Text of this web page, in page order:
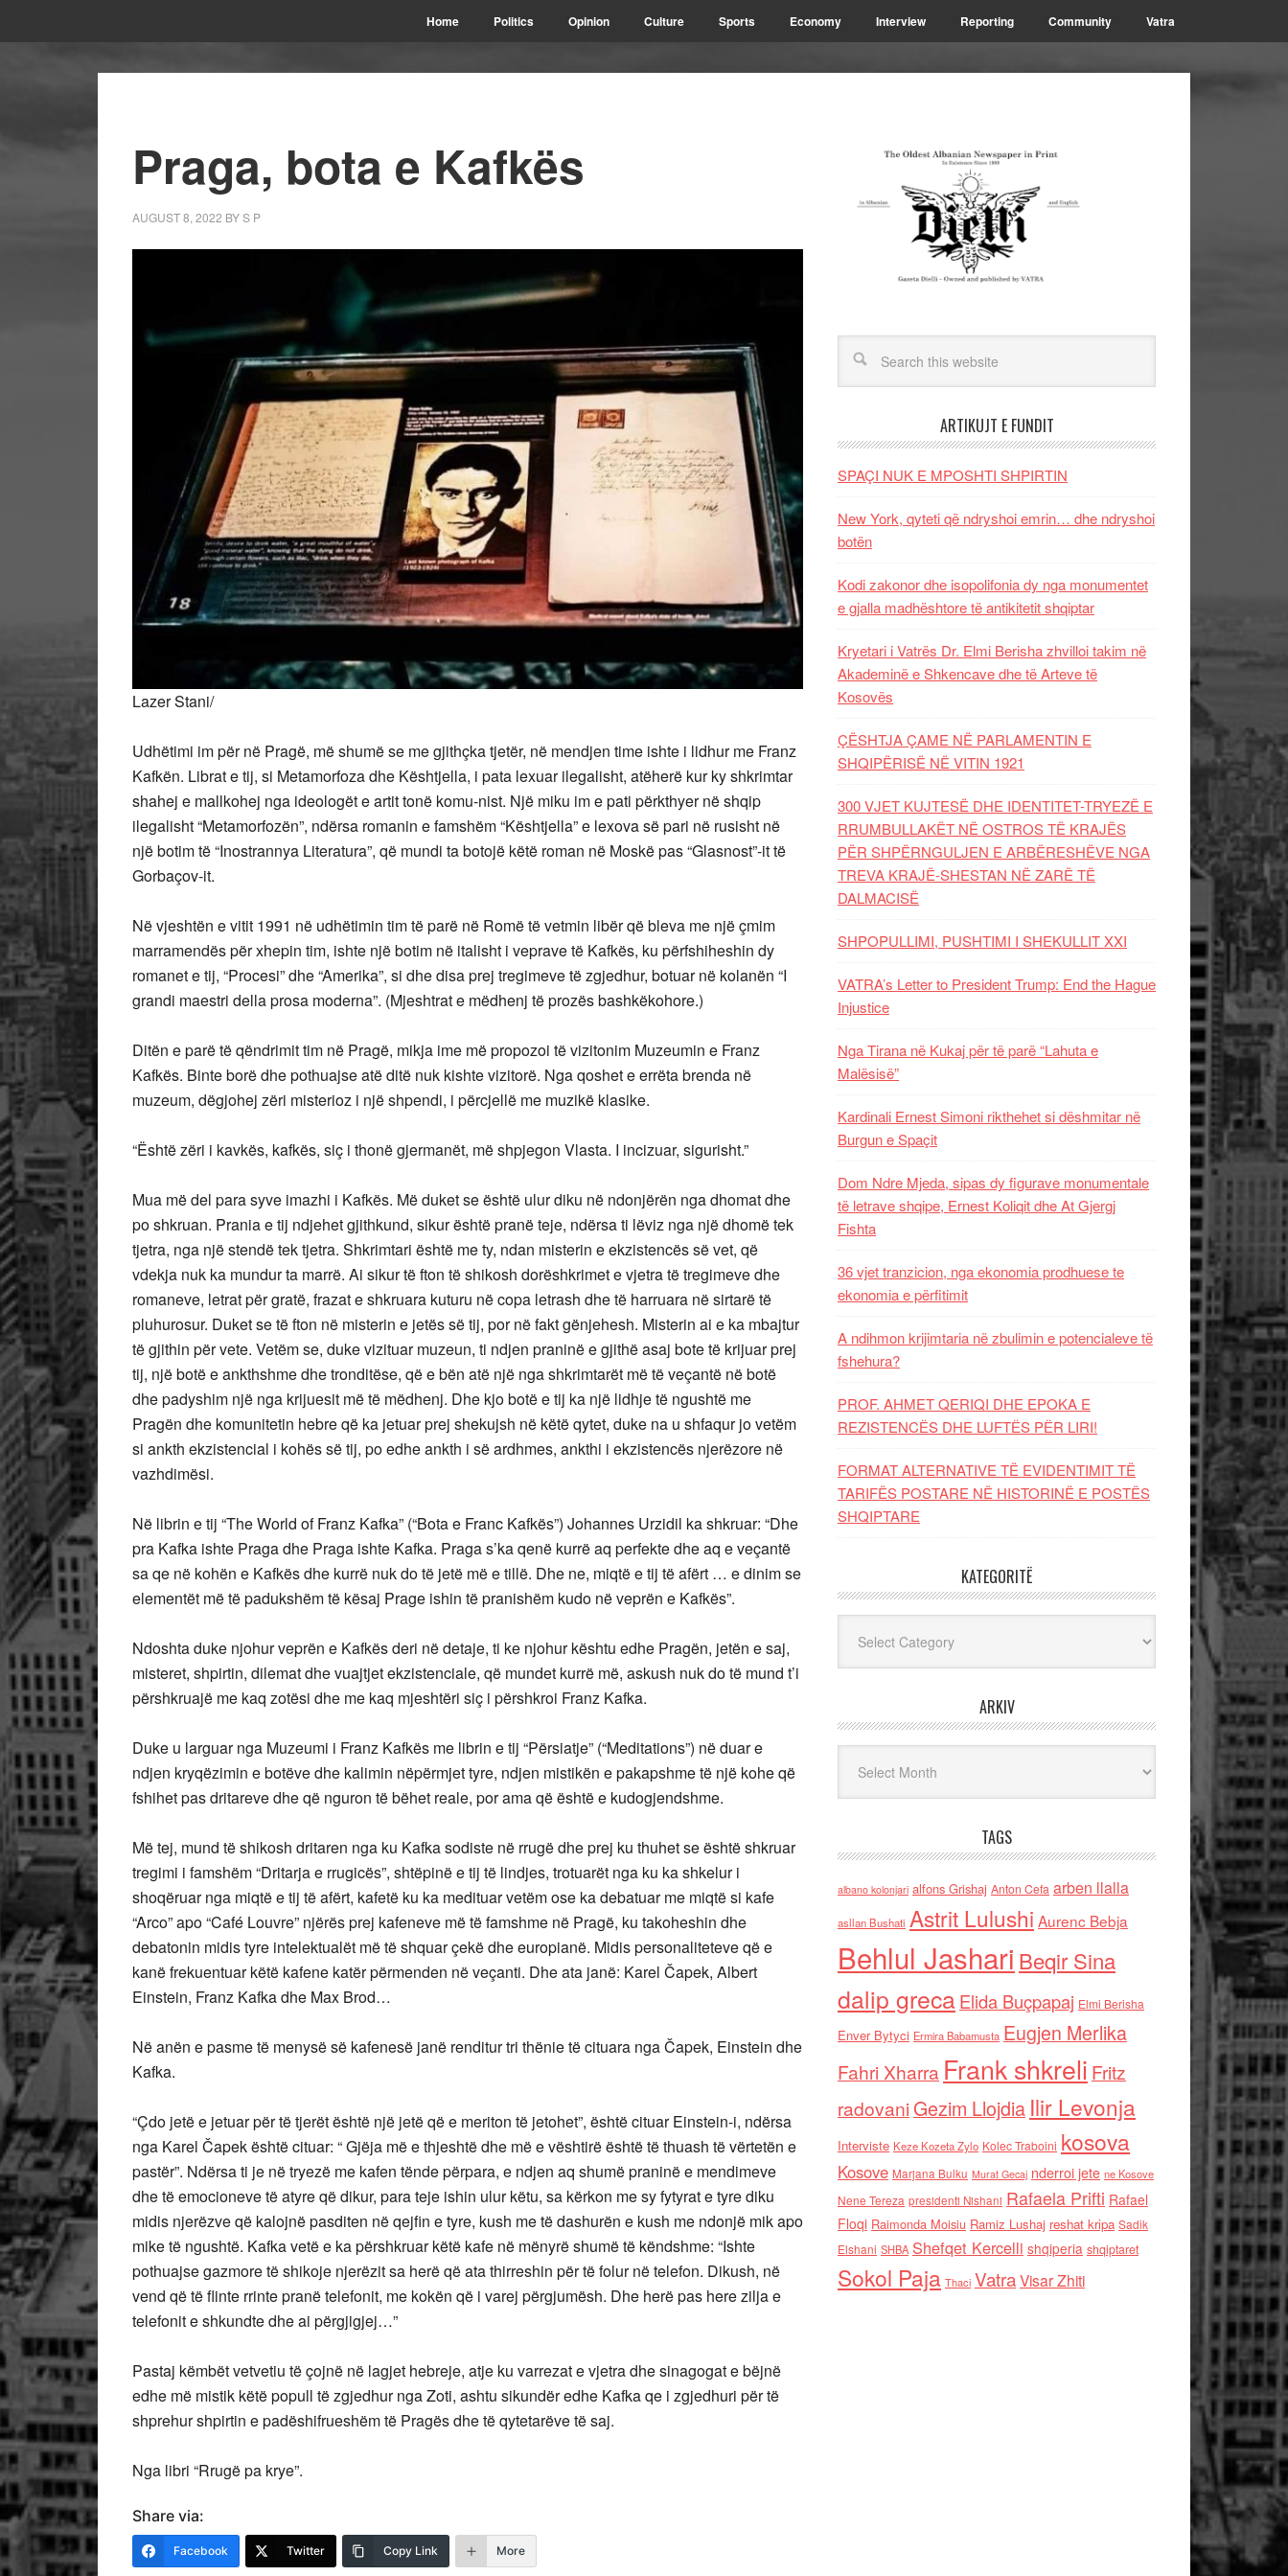
Home Politics Opinion Culture Sports Economy Interview Reporting Community Vatra
Praga, bota e Kafkës
AUGUST 8, 2022 BYS P
Lazer Stani/
Udhëtimi im për në Pragë, më shumë se me gjithçka tjetër, në mendjen time ishte i lidhur me Franz
Kafkën. Librat e tij, si Metamorfoza dhe Kështjella, i pata lexuar ilegalisht, atëherë kur ky shkrimtar
shahej e mallkohej nga ideologët e artit tonë komu-nist. Një miku im e pati përkthyer në shqip
ilegalisht “Metamorfozën”, ndërsa romanin e famshëm “Kështjella” e lexova së pari në rusisht në
një botim të “Inostrannya Literatura”, që mundi tabotojë këtë roman në Moskë pas “Glasnost”-it të
Gorbaçov-it.
Në vjeshtën e vitit 1991 në udhëtimin tim të parë në Romë të vetmin libër që bleva me një çmim
marramendës për xhepin tim, ishte një botim në italisht i veprave të Kafkës, ku përfshiheshin dy
romanet e tij, “Procesi” dhe “Amerika”, si dhe disa prej tregimeve të zgjedhur, botuar në kolanën “I
grandi maestri della prosa moderna”. (Mjeshtrat e mëdhenj të prozës bashkëkohore.)
Ditën e parë të qëndrimit tim në Pragë, mikja ime më propozoi të vizitonim Muzeumin e Franz
Kafkës. Binte borë dhe pothuajse atë ditë nuk kishte vizitorë. Nga qoshet e errëta brenda në
muzeum, dëgjohej zëri misterioz i një shpendi, i përcjellë me muzikë klasike.
“Është zëri i kavkës, kafkës, siç i thonë gjermanët, më shpjegon Vlasta. I incizuar, sigurisht.”
Mua më del para syve imazhi i Kafkës. Më duket se është ulur diku në ndonjërën nga dhomat dhe
po shkruan. Prania e tij ndjehet gjithkund, sikur është pranë teje, ndërsa ti lëviz nga një dhomë tek
tjetra, nga një stendë tek tjetra. Shkrimtari është me ty, ndan misterin e ekzistencës së vet, që
vdekja nuk ka mundur ta marrë. Ai sikur të fton të shikosh dorëshkrimet e vjetra të tregimeve dhe
romaneve, letrat për gratë, frazat e shkruara kuturu në copa letrash dhe të harruara në sirtarë të
pluhurosur. Duket se të fton në misterin e jetës së tij, por në fakt gënjehesh. Misterin ai e ka mbajtur
të gjithin për vete. Vetëm se, duke vizituar muzeun, ti ndjen praninë e gjithë asaj bote të krijuar prej
tij, një botë e ankthshme dhe tronditëse, që e bën atë një nga shkrimtarët më të veçantë në botë
dhe padyshim një nga krijuesit më të mëdhenj. Dhe kjo botë e tij ka një lidhje të ngushtë me
Pragën dhe komunitetin hebre që ka jetuar prej shekujsh në këtë qytet, duke na u shfaqur jo vetëm
si ankth ekzistencial i kohës së tij, po edhe ankth i së ardhmes, ankthi i ekzistencës njerëzore në
vazhdimësi.
Në librin e tij “The World of Franz Kafka” (“Bota e Franc Kafkës”) Johannes Urzidil ka shkruar: “Dhe
pra Kafka ishte Praga dhe Praga ishte Kafka. Praga s’ka qenë kurrë aq perfekte dhe aq e veçantë
sa qe në kohën e Kafkës dhe kurrë nuk do të jetë më e tillë. Dhe ne, miqtë e tij të afërt … e dinim se
elementët më të padukshëm të kësaj Prage ishin të pranishëm kudo në veprën e Kafkës”.
Ndoshta duke njohur veprën e Kafkës deri në detaje, ti ke njohur kështu edhe Pragën, jetën e saj,
misteret, shpirtin, dilemat dhe vuajtjet ekzistenciale, që mundet kurrë më, askush nuk do të mund t’i
përshkruajë me kaq zotësi dhe me kaq mjeshtëri siç i përshkroi Franz Kafka.
Duke u larguar nga Muzeumi i Franz Kafkës me librin e tij “Përsiatje” (“Meditations”) në duar e
ndjen kryqëzimin e botëve dhe kalimin nëpërmjet tyre, ndjen mistikën e pakapshme të një kohe që
fshihet pas dritareve dhe që nguron të bëhet reale, por ama që është e kudogjendshme.
Më tej, mund të shikosh dritaren nga ku Kafka sodiste në rrugë dhe prej ku thuhet se është shkruar
tregimi i famshëm “Dritarja e rrugicës”, shtëpinë e tij të lindjes, trotuarët nga ku ka shkelur i
shoqëruar nga miqtë e tij të afërt, kafetë ku ka medituar vetëm ose ka debatuar me miqtë si kafe
“Arco” apo “Café Louvre” njërës prej kafeneve më të famshme në Pragë, ku takoheshin dhe
debatonin midis tyre intelektualët më të shquar çekë dhe europianë. Midis personaliteteve që e
kanë frekuentuar këtë kafene katër përmenden në veçanti. Dhe ata janë: Karel Čapek, Albert
Einstein, Franz Kafka dhe Max Brod…
Në anën e pasme të menysë së kafenesë janë renditur tri thënie të cituara nga Čapek, Einstein dhe
Kafka.
“Çdo jetë e jetuar për të tjerët është një jetë që e meriton të jetohet”, është cituar Einstein-i, ndërsa
nga Karel Čapek është cituar: “ Gjëja më e thjeshtë dhe më e vështirë është të thuash të vërtetën e
pastër”. Ndërsa ti je në tryezë me kafen tënde përpara, e ndjen aq shumë praninë e mendimeve
dhe të emocioneve të atyre që dikur, para teje ishin ulur këtu, sa kërkon me sy fytyrat e tyre diku
midis njerëzve që kalojnë pasditen në qejfin e tyre, kush me të dashurën e kush me ndonjë mik apo
mike të ngushtë. Kafka vetë e ka përshkruar këtë kafe në mënyrë shumë të këndshme: “Ishte
pothuajse gazmore të shikoje njerëzit sa herë që ata thirreshin për të folur në telefon. Dikush, në
vend që të flinte rrinte pranë telefonit, me kokën që i varej përgjumësh. Dhe herë pas here zilja e
telefonit e shkundte dhe ai përgjigjej…”
Pastaj këmbët vetvetiu të çojnë në lagjet hebreje, atje ku varrezat e vjetra dhe sinagogat e bëjnë
edhe më mistik këtë popull të zgjedhur nga Zoti, ashtu sikundër edhe Kafka qe i zgjedhuri për të
shprehur shpirtin e padëshifrueshëm të Pragës dhe të qytetarëve të saj.
Nga libri “Rrugë pa krye”.
Share via:
Facebook Twitter Copy Link More
ARTIKUJT E FUNDIT
SPAÇI NUK E MPOSHTI SHPIRTIN
New York, qyteti që ndryshoi emrin… dhe ndryshoi
botën
Kodi zakonor dhe isopolifonia dy nga monumentet
e gjalla madhështore të antikitetit shqiptar
Kryetari i Vatrës Dr. Elmi Berisha zhvilloi takim në
Akademinë e Shkencave dhe të Arteve të
Kosovës
ÇËSHTJA ÇAME NË PARLAMENTIN E
SHQIPËRISË NË VITIN 1921
300 VJET KUJTESË DHE IDENTITET-TRYEZË E
RRUMBULLAKËT NË OSTROS TË KRAJËS
PËR SHPËRNGULJEN E ARBËRESHËVE NGA
TREVA KRAJË-SHESTAN NË ZARË TË
DALMACISË
SHPOPULLIMI, PUSHTIMI I SHEKULLIT XXI
VATRA’s Letter to President Trump: End the Hague
Injustice
Nga Tirana në Kukaj për të parë “Lahuta e
Malësisë”
Kardinali Ernest Simoni rikthehet si dëshmitar në
Burgun e Spaçit
Dom Ndre Mjeda, sipas dy figurave monumentale
të letrave shqipe, Ernest Koliqit dhe At Gjergj
Fishta
36 vjet tranzicion, nga ekonomia prodhuese te
ekonomia e përfitimit
A ndihmon krijimtaria në zbulimin e potencialeve të
fshehura?
PROF. AHMET QERIQI DHE EPOKA E
REZISTENCЁS DHE LUFTЁS PЁR LIRI!
FORMAT ALTERNATIVE TË EVIDENTIMIT TË
TARIFËS POSTARE NË HISTORINË E POSTËS
SHQIPTARE
KATEGORITË
ARKIV
TAGS
albano kolonjari alfons Grishaj Anton Cefa arben llalla
asllan Bushati Astrit Lulushi Aurenc Bebja
Behlul Jashari Beqir Sina
dalip grecaElida Buçpapaj Elmi Berisha
Enver Bytyci Ermira Babamusta Eugjen Merlika
Fahri Xharra Frank shkreli Fritz
radovaniGezim Llojdia Ilir Levonja
Interviste Keze Kozeta Zylo Kolec Traboini kosova
Kosove Marjana Bulku Murat Gecaj nderroi jete ne Kosove
Nene Tereza presidenti Nishani Rafaela Prifti Rafael
Floqi Raimonda Moisiu Ramiz Lushaj reshat kripa Sadik
Elshani SHBA Shefqet Kercelli shqiperia shqiptaret
Sokol Paja Thaci VatraVisar Zhiti